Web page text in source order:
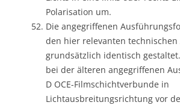
Polarisation um.
Die angegriffenen
den hier relevanten technischen
grundsätzlich identisch
bei der älteren angegriffenen
D OCE-Filmschichtverbunde in
Lichtausbreitungsrichtung vor